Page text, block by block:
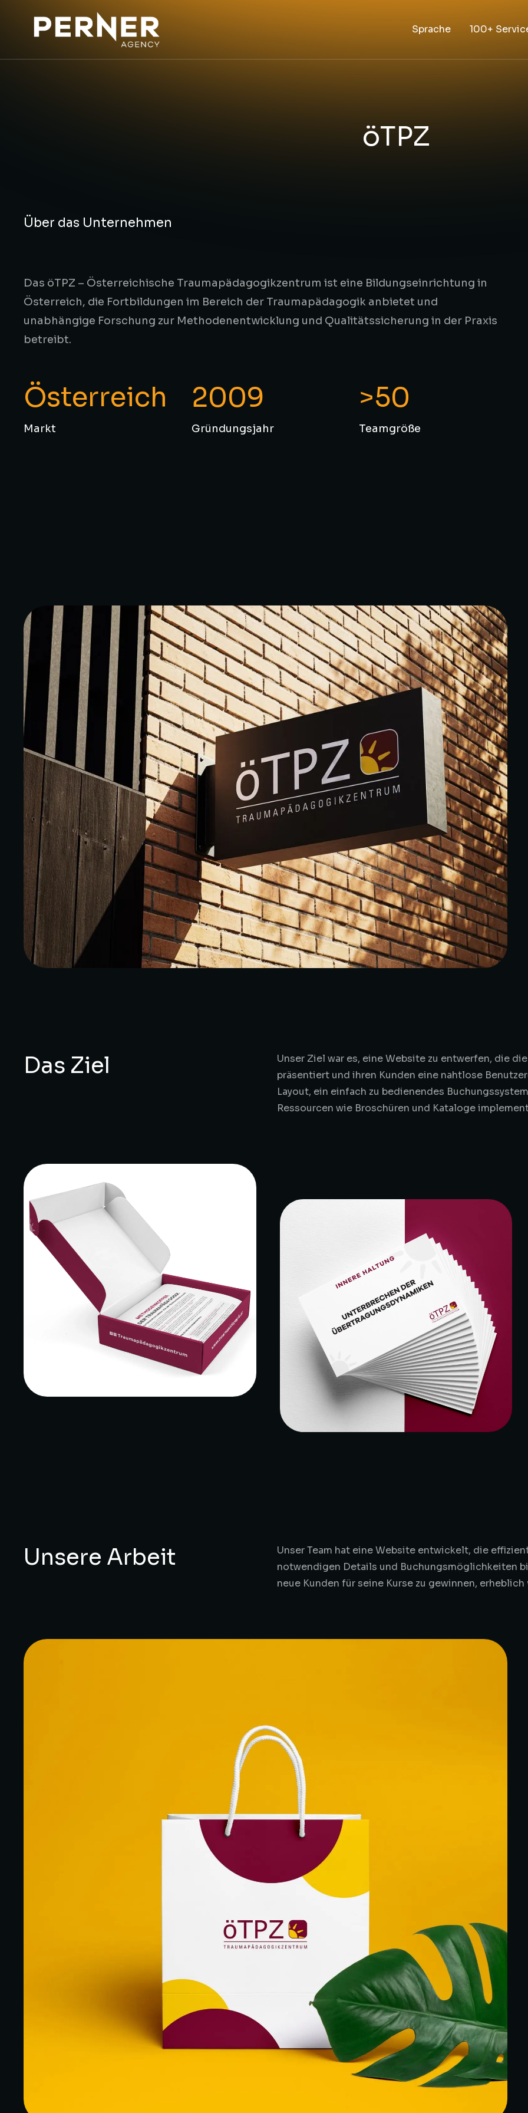
Sprache 100+
öTPZ
Über das Unternehmen
Das öTPZ – Österreichische Traumapädagogikzentrum ist eine Bildungseinrichtung in
Österreich, die Fortbildungen im Bereich der Traumapädagogik anbietet und
unabhängige Forschung zur Methodenentwicklung und Qualitätssicherung in der Praxis
betreibt.
Österreich
Markt
2009
Gründungsjahr
>50
Teamgröße
Das Ziel
Unser Ziel war es, eine Website zu entwerfen, die
präsentiert und ihren Kunden eine nahtlose
Layout, ein einfach zu bedienendes
Ressourcen wie Broschüren und Kataloge
Unsere Arbeit
Unser Team hat eine Website entwickelt, die
notwendigen Details und Buchungsmöglichkeiten
neue Kunden für seine Kurse zu gewinnen,